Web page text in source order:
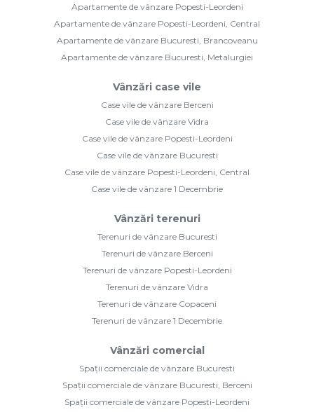
Apartamente de vânzare Popesti-Leordeni
Apartamente de vânzare Popesti-Leordeni, Central
Apartamente de vânzare Bucuresti, Brancoveanu
Apartamente de vânzare Bucuresti, Metalurgiei
Vânzări case vile
Case vile de vânzare Berceni
Case vile de vânzare Vidra
Case vile de vânzare Popesti-Leordeni
Case vile de vânzare Bucuresti
Case vile de vânzare Popesti-Leordeni, Central
Case vile de vânzare 1 Decembrie
Vânzări terenuri
Terenuri de vânzare Bucuresti
Terenuri de vânzare Berceni
Terenuri de vânzare Popesti-Leordeni
Terenuri de vânzare Vidra
Terenuri de vânzare Copaceni
Terenuri de vânzare 1 Decembrie
Vânzări comercial
Spații comerciale de vânzare Bucuresti
Spații comerciale de vânzare Bucuresti, Berceni
Spații comerciale de vânzare Popesti-Leordeni